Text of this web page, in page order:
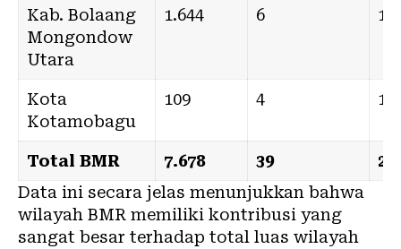
Kab. Bolaang
Mongondow
Utara
1.644 6 1
Kota
Kotamobagu
109 4 18
Total BMR 7.678 39
21
Data ini secara jelas menunjukkan bahwa
wilayah BMR memiliki kontribusi yang
sangat besar terhadap total luas wilayah